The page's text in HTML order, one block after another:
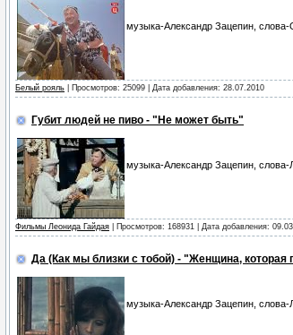
музыка-Александр Зацепин,
Белый рояль | Просмотров: 25099 | Дата добавления: 28.07.2010
Губит людей не пиво - "Не может быть"
музыка-Александр Зацепин,
Фильмы Леонида Гайдая | Просмотров: 168931 | Дата добавления:
Да (Как мы близки с тобой) - "Женщина, которая
музыка-Александр Зацепин,